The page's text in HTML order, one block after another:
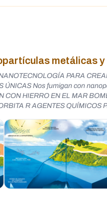
metálicas
PARA
Nos fumigan con nanopartículas
CON HIERRO EN EL MAR
R AGENTES